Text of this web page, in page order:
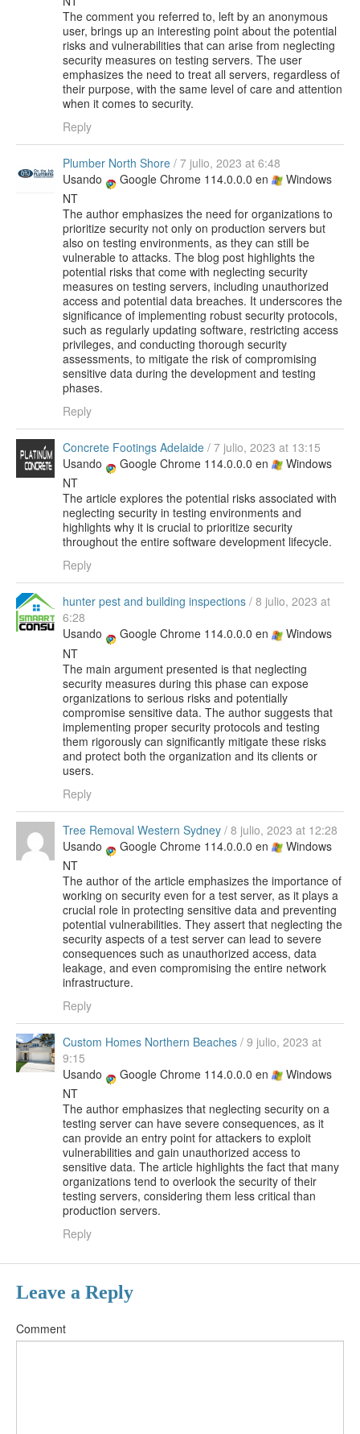
The comment you referred to, left by an anonymous
user, brings up an interesting point about the potential
risks and vulnerabilities that can arise from neglecting
security measures on testing servers. The user
emphasizes the need to treat all servers, regardless of
their purpose, with the same level of care and attention
when it comes to security.
Reply
Plumber North Shore / 7 julio, 2023 at 6:48
Usando
Google Chrome 114.0.0.0 en
Windows
NT
The author emphasizes the need for organizations to
prioritize security not only on production servers but
also on testing environments, as they can still be
vulnerable to attacks. The blog post highlights the
potential risks that come with neglecting security
measures on testing servers, including unauthorized
access and potential data breaches. It underscores the
significance of implementing robust security protocols,
such as regularly updating software, restricting access
privileges, and conducting thorough security
assessments, to mitigate the risk of compromising
sensitive data during the development and testing
phases.
Reply
Concrete Footings Adelaide / 7 julio, 2023 at 13:15
Usando
Google Chrome 114.0.0.0 en
Windows
NT
The article explores the potential risks associated with
neglecting security in testing environments and
highlights why it is crucial to prioritize security
throughout the entire software development lifecycle.
Reply
hunter pest and building inspections / 8 julio, 2023 at
6:28
Usando
Google Chrome 114.0.0.0 en
Windows
NT
The main argument presented is that neglecting
security measures during this phase can expose
organizations to serious risks and potentially
compromise sensitive data. The author suggests that
implementing proper security protocols and testing
them rigorously can significantly mitigate these risks
and protect both the organization and its clients or
users.
Reply
Tree Removal Western Sydney / 8 julio, 2023 at 12:28
Usando
Google Chrome 114.0.0.0 en
Windows
NT
The author of the article emphasizes the importance of
working on security even for a test server, as it plays a
crucial role in protecting sensitive data and preventing
potential vulnerabilities. They assert that neglecting the
security aspects of a test server can lead to severe
consequences such as unauthorized access, data
leakage, and even compromising the entire network
infrastructure.
Reply
Custom Homes Northern Beaches / 9 julio, 2023 at
9:15
Usando
Google Chrome 114.0.0.0 en
Windows
NT
The author emphasizes that neglecting security on a
testing server can have severe consequences, as it
can provide an entry point for attackers to exploit
vulnerabilities and gain unauthorized access to
sensitive data. The article highlights the fact that many
organizations tend to overlook the security of their
testing servers, considering them less critical than
production servers.
Reply
Leave a Reply
Comment